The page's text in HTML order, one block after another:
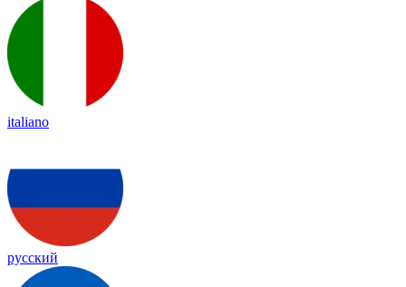
italiano
русский